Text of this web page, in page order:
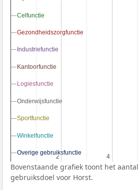
2
2 4
4
Celfunctie
Celfunctie
Gezondheidszorgfunctie
Gezondheidszorgfunctie
Industriefunctie
Industriefunctie
Kantoorfunctie
Kantoorfunctie
Logiesfunctie
Logiesfunctie
Onderwijsfunctie
Onderwijsfunctie
Sportfunctie
Sportfunctie
Winkelfunctie
Winkelfunctie
Overige gebruiksfunctie
Overige gebruiksfunctie
Bovenstaande grafiek toont het
gebruiksdoel voor Horst.